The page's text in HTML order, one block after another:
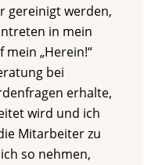
gereinigt werden,
in mein
„Herein!“
bei
erhalte,
wird und ich
Mitarbeiter zu
so nehmen,